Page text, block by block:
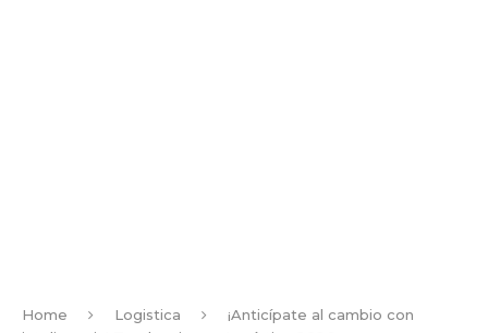
Home Logistica
¡Anticípate al cambio con